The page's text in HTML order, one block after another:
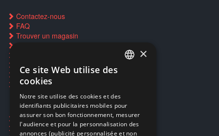
Contactez-nous
FAQ
Trouver un magasin
Restauration CD griffés
Réparations & SAV
Smartpoints
Ecogaming
Expédition & retours
ENGLISH
×
Ce site Web utilise des
cookies
Notre site utilise des cookies et des
identifiants publicitaires mobiles pour
assurer son bon fonctionnement, mesurer
l'audience et pour la personnalisation des
annonces (publicité personnalisée et non